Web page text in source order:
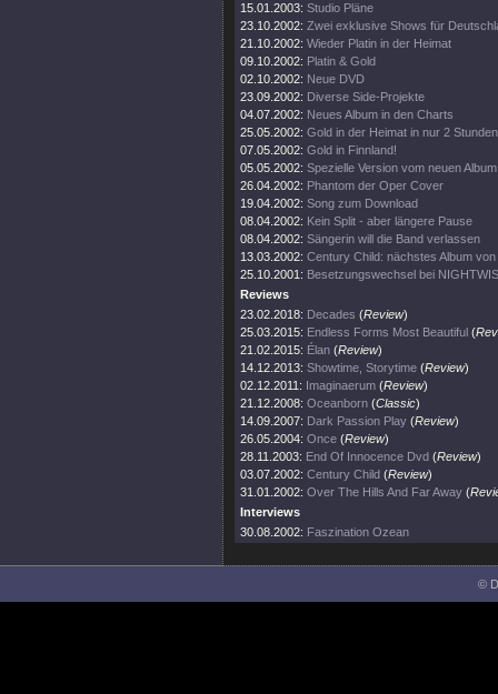
15.01.2003: Studio Pläne
23.10.2002: Zwei exklusive Shows für
21.10.2002: Wieder Platin in der Heimat
09.10.2002: Platin & Gold
02.10.2002: Neue DVD
23.09.2002: Diverse Side-Projekte
04.07.2002: Neues Album in den Charts
25.05.2002: Gold in der Heimat in nur 2 Stunden
07.05.2002: Gold in Finnland!
05.05.2002: Spezielle Version vom neuen Album
26.04.2002: Phantom der Oper Cover
19.04.2002: Song zum Download
08.04.2002: Kein Split - aber längere Pause
08.04.2002: Sängerin will die Band verlassen
13.03.2002: Century Child: nächstes Album
25.10.2001: Besetzungswechsel bei
Reviews
23.02.2018: Decades (Review)
25.03.2015: Endless Forms Most Beautiful (
21.02.2015: Élan (Review)
14.12.2013: Showtime, Storytime (Review)
02.12.2011: Imaginaerum (Review)
21.12.2008: Oceanborn (Classic)
14.09.2007: Dark Passion Play (Review)
26.05.2004: Once (Review)
28.11.2003: End Of Innocence Dvd (Review)
03.07.2002: Century Child (Review)
31.01.2002: Over The Hills And Far Away (
Interviews
30.08.2002: Faszination Ozean
©